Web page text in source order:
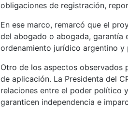
obligaciones de registración,
En ese marco, remarcó que el
del abogado o abogada, garantía
ordenamiento jurídico argentino
Otro de los aspectos observados
de aplicación. La Presidenta del
relaciones entre el poder político
garanticen independencia e